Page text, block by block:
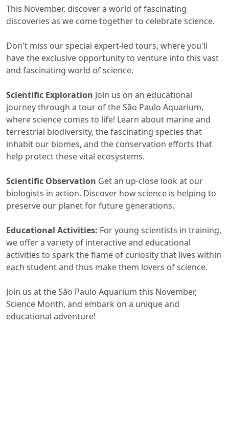
This November, discover a world of fascinating
discoveries as we come together to celebrate science.
Don't miss our special expert-led tours, where you'll
have the exclusive opportunity to venture into this vast
and fascinating world of science.
Scientific Exploration Join us on an educational
journey through a tour of the São Paulo Aquarium,
where science comes to life! Learn about marine and
terrestrial biodiversity, the fascinating species that
inhabit our biomes, and the conservation efforts that
help protect these vital ecosystems.
Scientific Observation Get an up-close look at our
biologists in action. Discover how science is helping to
preserve our planet for future generations.
Educational Activities: For young scientists in training,
we offer a variety of interactive and educational
activities to spark the flame of curiosity that lives within
each student and thus make them lovers of science.
Join us at the São Paulo Aquarium this November,
Science Month, and embark on a unique and
educational adventure!